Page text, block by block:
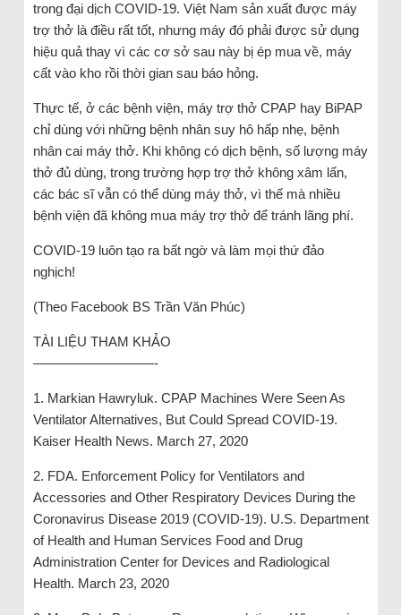
trong đại dịch COVID-19. Việt Nam sản xuất được máy
trợ thở là điều rất tốt, nhưng máy đó phải được sử dụng
hiệu quả thay vì các cơ sở sau này bị ép mua về, máy
cất vào kho rồi thời gian sau báo hỏng.
Thực tế, ở các bệnh viện, máy trợ thở CPAP hay BiPAP
chỉ dùng với những bệnh nhân suy hô hấp nhẹ, bệnh
nhân cai máy thở. Khi không có dịch bệnh, số lượng máy
thở đủ dùng, trong trường hợp trợ thở không xâm lấn,
các bác sĩ vẫn có thể dùng máy thở, vì thế mà nhiều
bệnh viện đã không mua máy trợ thở để tránh lãng phí.
COVID-19 luôn tạo ra bất ngờ và làm mọi thứ đảo
nghịch!
(Theo Facebook BS Trần Văn Phúc)
TÀI LIỆU THAM KHẢO
—————————-
1. Markian Hawryluk. CPAP Machines Were Seen As
Ventilator Alternatives, But Could Spread COVID-19.
Kaiser Health News. March 27, 2020
2. FDA. Enforcement Policy for Ventilators and
Accessories and Other Respiratory Devices During the
Coronavirus Disease 2019 (COVID-19). U.S. Department
of Health and Human Services Food and Drug
Administration Center for Devices and Radiological
Health. March 23, 2020